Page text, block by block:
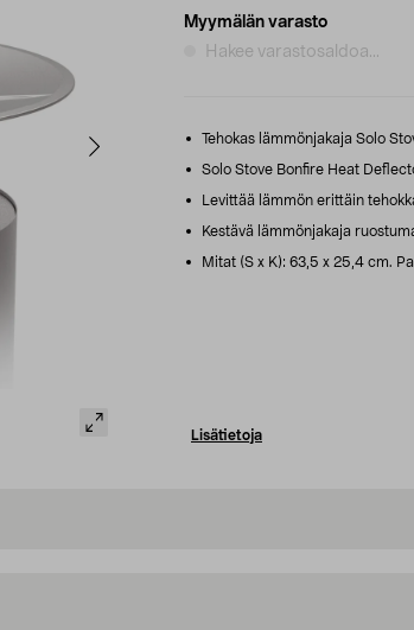
Myymälän varasto
Hakee varastosaldoa...
Tehokas lämmönjakaja Solo
Solo Stove Bonfire Heat
Levittää lämmön erittäin
Kestävä lämmönjakaja
Mitat (S x K): 63,5 x 25,4 cm.
Lisätietoja